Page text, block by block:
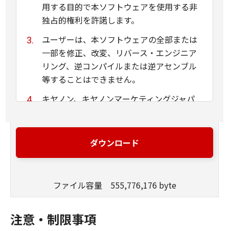
用する目的で本ソフトウェアを使用する非
独占的権利を許諾します。
ユーザーは、本ソフトウェアの全部または
一部を修正、改変、リバース・エンジニア
リング、逆コンパイルまたは逆アセンブル
等することはできません。
キヤノン、キヤノンマーケティングジャパ
は、本ソフトウェアがユーザーの特定の目
的のために適当であること、もしくは有用
ていかなる保証もいたしません。
キヤノン、キヤノンマーケティングジャパ
ン株式会社およびキヤノンのライセンサー
は、本ソフトウェアの使用に付随または関
ダウンロード
ファイル容量 555,776,176 byte
注意・制限事項